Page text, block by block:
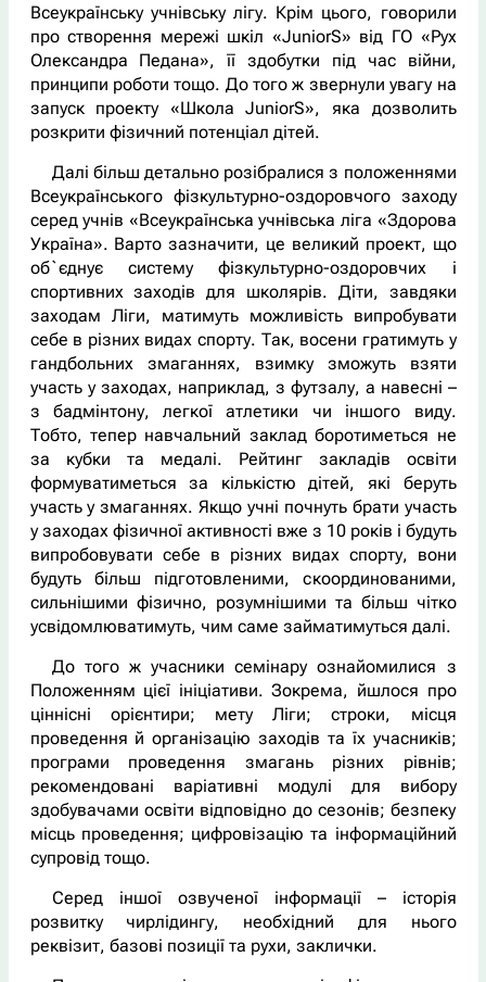
Всеукраїнську учнівську лігу. Крім цього, говорили
про створення мережі шкіл «JuniorS» від ГО «Рух
Олександра Педана», її здобутки під час війни,
принципи роботи тощо. До того ж звернули увагу на
запуск проекту «Школа JuniorS», яка дозволить
розкрити фізичний потенціал дітей.
Далі більш детально розібралися з положеннями
Всеукраїнського фізкультурно-оздоровчого заходу
серед учнів «Всеукраїнська учнівська ліга «Здорова
Україна». Варто зазначити, це великий проект, що
об`єднує систему фізкультурно-оздоровчих і
спортивних заходів для школярів. Діти, завдяки
заходам Ліги, матимуть можливість випробувати
себе в різних видах спорту. Так, восени гратимуть у
гандбольних змаганнях, взимку зможуть взяти
участь у заходах, наприклад, з футзалу, а навесні –
з бадмінтону, легкої атлетики чи іншого виду.
Тобто, тепер навчальний заклад боротиметься не
за кубки та медалі. Рейтинг закладів освіти
формуватиметься за кількістю дітей, які беруть
участь у змаганнях. Якщо учні почнуть брати участь
у заходах фізичної активності вже з 10 років і будуть
випробовувати себе в різних видах спорту, вони
будуть більш підготовленими, скоординованими,
сильнішими фізично, розумнішими та більш чітко
усвідомлюватимуть, чим саме займатимуться далі.
До того ж учасники семінару ознайомилися з
Положенням цієї ініціативи. Зокрема, йшлося про
ціннісні орієнтири; мету Ліги; строки, місця
проведення й організацію заходів та їх учасників;
програми проведення змагань різних рівнів;
рекомендовані варіативні модулі для вибору
здобувачами освіти відповідно до сезонів; безпеку
місць проведення; цифровізацію та інформаційний
супровід тощо.
Серед іншої озвученої інформації – історія
розвитку чирлідингу, необхідний для нього
реквізит, базові позиції та рухи, заклички.